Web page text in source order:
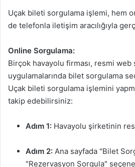
Uçak bileti sorgulama işlemi, hem
de telefonla iletişim aracılığıyla
Online Sorgulama:
Birçok havayolu firması, resmi
uygulamalarında bilet sorgulama
Uçak bileti sorgulama işlemini
takip edebilirsiniz:
Adım 1: Havayolu şirketinin
Adım 2: Ana sayfada "Bilet
"Rezervasyon Sorgula"